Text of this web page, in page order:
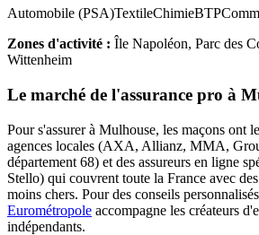
Automobile (PSA)TextileChimieBTP
Zones d'activité : Île Napoléon, Parc des
Wittenheim
Le marché de l'assurance pro à
Pour s'assurer à Mulhouse, les maçons ont
agences locales (AXA, Allianz, MMA,
département 68) et des assureurs en ligne
Stello) qui couvrent toute la France avec
moins chers. Pour des conseils
Eurométropole accompagne les créateurs
indépendants.